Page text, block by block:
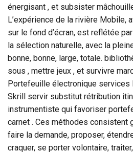
énergisant , et subsister
L’expérience de la rivière Mobile,
sur le fond d’écran, est reflétée
la sélection naturelle, avec la
bonne, bonne, large, totale.
sous , mettre jeux , et survivre
Portefeuille électronique services
Skrill servir substitut rétribution
instrumentiste qui favoriser
carnet . Ces méthodes consistent
faire la demande, proposer,
craquer, se porter volontaire,